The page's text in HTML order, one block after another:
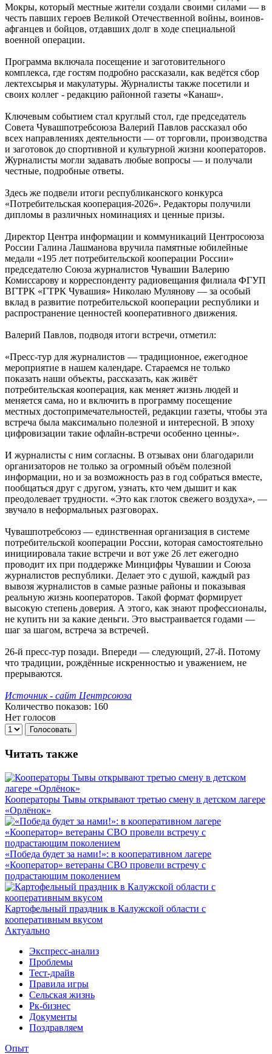
Мокры, который местные жители создали своими силами — в
честь павших героев Великой Отечественной войны, воинов-
афганцев и бойцов, отдавших долг в ходе специальной
военной операции.
Программа включала посещение и заготовительного
комплекса, где гостям подробно рассказали, как ведётся сбор
лектехсырья и макулатуры. Журналисты также посетили и
своих коллег - редакцию районной газеты «Канаш».
Ключевым событием стал круглый стол, где председатель
Совета Чувашпотребсоюза Валерий Павлов рассказал обо
всех направлениях деятельности — от торговли, производства
и заготовок до спортивной и культурной жизни кооператоров.
Журналисты могли задавать любые вопросы — и получали
честные, подробные ответы.
Здесь же подвели итоги республиканского конкурса
«Потребительская кооперация-2026». Редакторы получили
дипломы в различных номинациях и ценные призы.
Директор Центра информации и коммуникаций Центросоюза
России Галина Лашманова вручила памятные юбилейные
медали «195 лет потребительской кооперации России»
председателю Союза журналистов Чувашии Валерию
Комиссарову и корреспонденту радиовещания филиала ФГУП
ВГТРК «ГТРК Чувашия» Николаю Мулянову — за особый
вклад в развитие потребительской кооперации республики и
распространение ценностей кооперативного движения.
Валерий Павлов, подводя итоги встречи, отметил:
«Пресс-тур для журналистов — традиционное, ежегодное
мероприятие в нашем календаре. Стараемся не только
показать наши объекты, рассказать, как живёт
потребительская кооперация, как меняет жизнь людей и
меняется сама, но и включить в программу посещение
местных достопримечательностей, редакции газеты, чтобы эта
встреча была максимально полезной и интересной. В эпоху
цифровизации такие офлайн-встречи особенно ценны».
И журналисты с ним согласны. В отзывах они благодарили
организаторов не только за огромный объём полезной
информации, но и за возможность раз в год собраться вместе,
пообщаться друг с другом, узнать, кто чем дышит и как
преодолевает трудности. «Это как глоток свежего воздуха», —
звучало в неформальных разговорах.
Чувашпотребсоюз — единственная организация в системе
потребительской кооперации России, которая самостоятельно
инициировала такие встречи и вот уже 26 лет ежегодно
проводит их при поддержке Минцифры Чувашии и Союза
журналистов республики. Делает это с душой, каждый раз
вывозя журналистов в самые разные районы и показывая
реальную жизнь кооператоров. Такой формат формирует
высокую степень доверия. А этого, как знают профессионалы,
не купить ни за какие деньги. Это выстраивается годами —
шаг за шагом, встреча за встречей.
26-й пресс-тур позади. Впереди — следующий, 27-й. Потому
что традиции, рождённые искренностью и уважением, не
прерываются.
Источник - сайт Центрсоюза
Количество показов: 160
Нет голосов
Голосовать
Читать также
Кооператоры Тывы открывают третью смену в детском лагере
«Орлёнок»
«Победа будет за нами!»: в кооперативном лагере
«Кооператор» ветераны СВО провели встречу с
подрастающим поколением
Картофельный праздник в Калужской области с
кооперативным вкусом
Актуально
Экспресс-анализ
Проблемы
Тест-драйв
Правила игры
Сельская жизнь
Рк-бизнес
Документы
Поздравляем
Опыт